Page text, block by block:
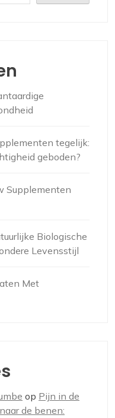
tegelijk:
geboden?
Supplementen
Biologische
Levensstijl
Met
op Pijn in de
de benen: